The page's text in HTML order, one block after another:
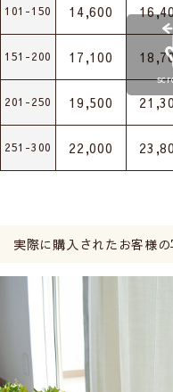
101-150 14,600
151-200 17,100
201-250 19,500
251-300 22,000
実際に購入されたお客様